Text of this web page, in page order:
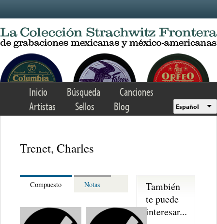
Inicio Búsqueda
Canciones
Artistas
Sellos Blog Español
Trenet, Charles
Compuesto Notas
También
te puede
interesar...